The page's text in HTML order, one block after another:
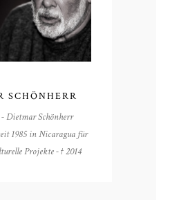
SCHÖNHERR
- Dietmar Schönherr
1985 in Nicaragua für
Projekte - † 2014